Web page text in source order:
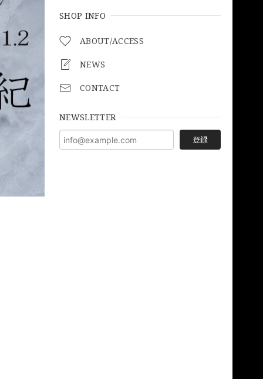
SHOP INFO
ABOUT/ACCESS
NEWS
CONTACT
NEWSLETTER
登録